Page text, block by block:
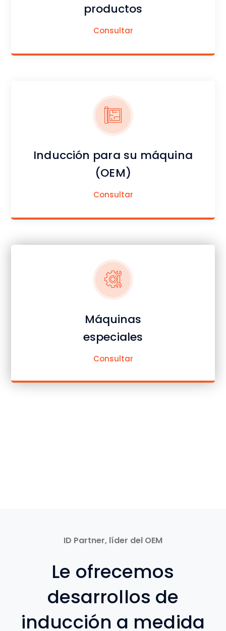
productos
Consultar
Inducción para su máquina
(OEM)
Consultar
Máquinas
especiales
Consultar
ID Partner, líder del OEM
Le ofrecemos
desarrollos de
inducción a medida